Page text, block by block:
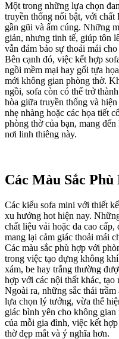
Một trong những lựa chọn
truyền thống nổi bật, với chất
gần gũi và ấm cúng. Những
giản, nhưng tinh tế, giúp tôn
vẫn đảm bảo sự thoải mái
Bên cạnh đó, việc kết hợp
ngồi mềm mại hay gối tựa
mới không gian phòng thờ.
ngồi, sofa còn có thể trở
hòa giữa truyền thống và
nhẹ nhàng hoặc các họa tiết
phòng thờ của bạn, mang
nơi linh thiêng này.
Các Màu Sắc
Các kiểu sofa mini với thiết
xu hướng hot hiện nay.
chất liệu vải hoặc da cao
mang lại cảm giác thoải mái
Các màu sắc phù hợp với
trong việc tạo dựng không
xám, be hay trắng thường
hợp với các nội thất khác, tạo
Ngoài ra, những sắc thái
lựa chọn lý tưởng, vừa thể
giác bình yên cho không
của mỗi gia đình, việc kết
thờ đẹp mắt và ý nghĩa hơn.